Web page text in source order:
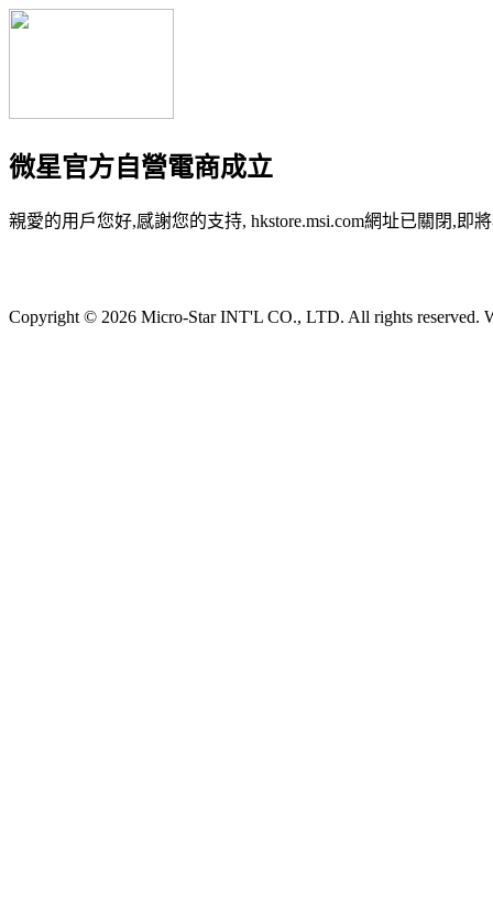
微星官方自營電商成立
親愛的用戶您好,感謝您的支持, hkstore.msi.com網址已關閉,即
Copyright © 2026 Micro-Star INT'L CO., LTD. All rights reserved.